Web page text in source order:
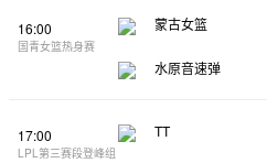
16:00
国青女篮热身赛
蒙古女篮
水原音速弹
17:00
LPL第三赛段登峰组
TT